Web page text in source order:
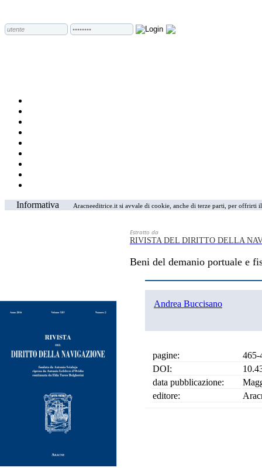
Informativa Aracneeditrice.it si avvale di cookie, anche di terze parti, per
Estratto da
RIVISTA DEL DIRITTO DELLA
Beni del demanio portuale e
Andrea Buccisano
pagine:
465-
DOI:
data pubblicazione:
editore: